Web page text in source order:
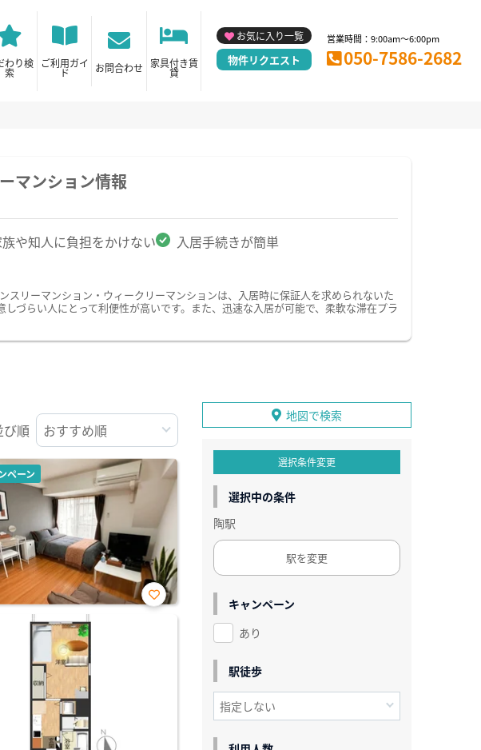
わり検
索
ご利用ガイ
ド お問合わせ 家具付き賃
貸
お気に入り一覧
物件リクエスト
営業時間：9:00am～6:00pm
050-7586-2682
マンション情報
や知人に負担をかけない 入居手続きが簡単
リーマンション・ウィークリーマンションは、入居時に保証人を求められないた
づらい人にとって利便性が高いです。また、迅速な入居が可能で、柔軟な滞在プラ
び順
ペーン
お気
地図で検索
選択条件変更
選択中の条件
陶駅
駅を変更
キャンペーン
あり
駅徒歩